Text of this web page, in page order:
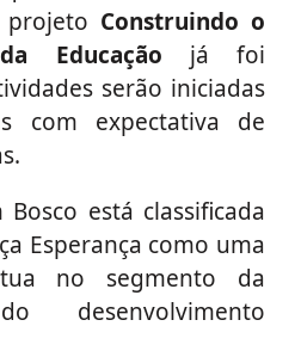
Construindo o
Educação já foi
serão iniciadas
com expectativa de
está classificada
Esperança como uma
no segmento da
desenvolvimento